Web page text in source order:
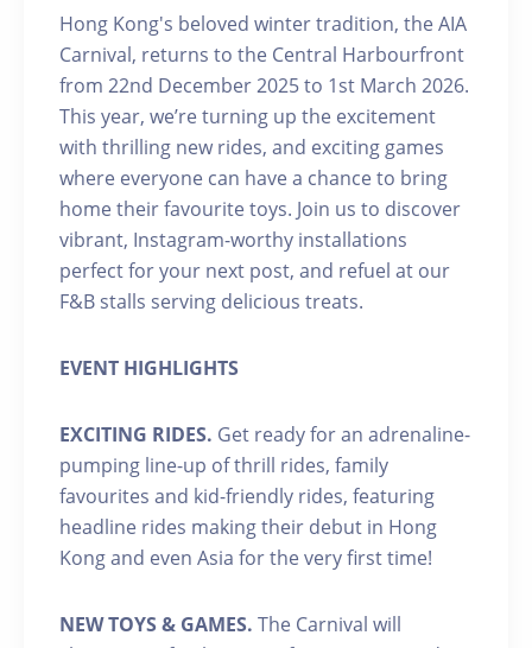
Hong Kong's beloved winter tradition, the AIA
Carnival, returns to the Central Harbourfront
from 22nd December 2025 to 1st March 2026.
This year, we’re turning up the excitement
with thrilling new rides, and exciting games
where everyone can have a chance to bring
home their favourite toys. Join us to discover
vibrant, Instagram-worthy installations
perfect for your next post, and refuel at our
F&B stalls serving delicious treats.
EVENT HIGHLIGHTS
EXCITING RIDES. Get ready for an adrenaline-
pumping line-up of thrill rides, family
favourites and kid-friendly rides, featuring
headline rides making their debut in Hong
Kong and even Asia for the very first time!
NEW TOYS & GAMES. The Carnival will